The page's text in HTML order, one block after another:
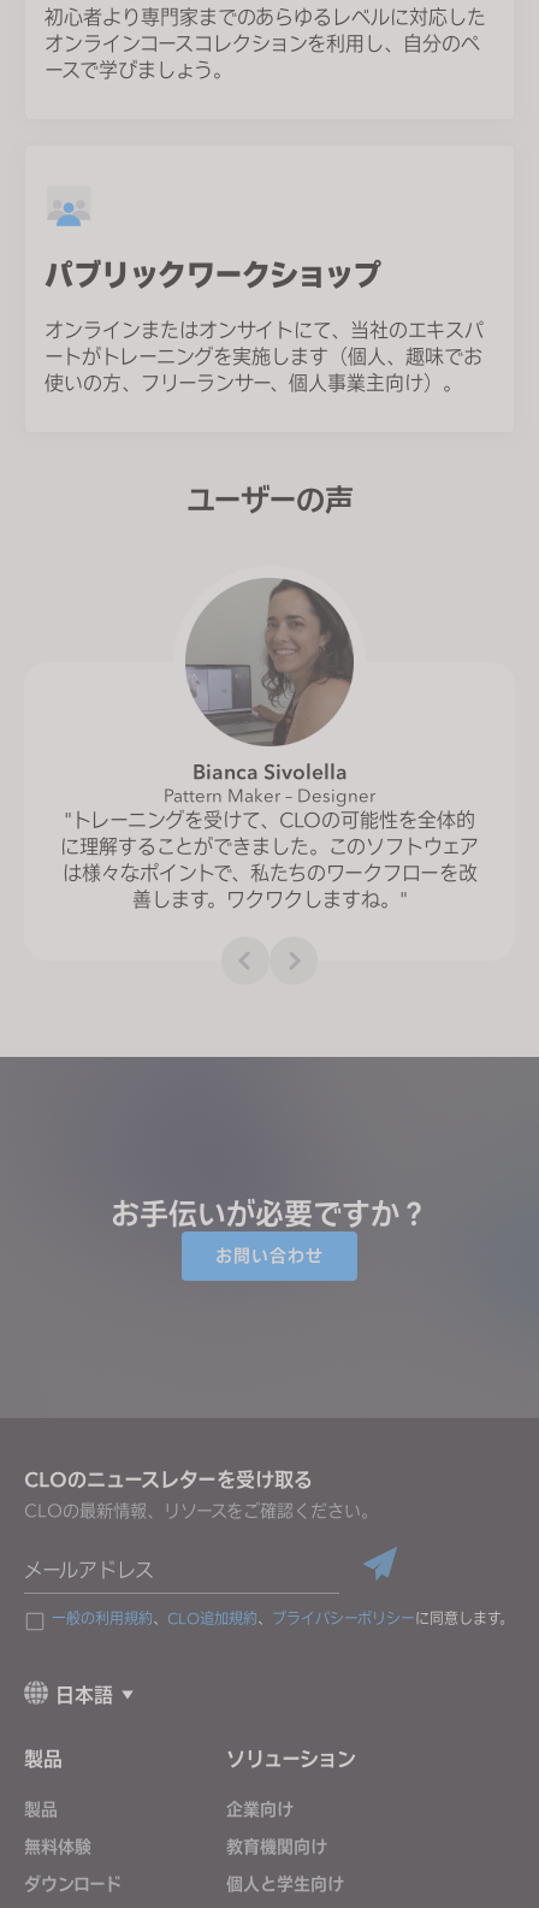
初心者より専門家までのあらゆるレベルに対応した
オンラインコースコレクションを利用し、自分のペ
ースで学びましょう。
パブリックワークショップ
オンラインまたはオンサイトにて、当社のエキスパ
ートがトレーニングを実施します（個人、趣味でお
使いの方、フリーランサー、個人事業主向け）。
ユーザーの声
Bianca Sivolella
Pattern Maker – Designer
"トレーニングを受けて、CLOの可能性を全体的
に理解することができました。このソフトウェア
は様々なポイントで、私たちのワークフローを改
善します。ワクワクしますね。"
お手伝いが必要ですか？
お問い合わせ
CLOのニュースレターを受け取る
CLOの最新情報、リソースをご確認ください。
メールアドレス
一般の利用規約、 CLO追加規約、 プライバシーポリシーに同意します。
日本語
製品
製品
無料体験
ダウンロード
ソリューション
企業向け
教育機関向け
個人と学生向け